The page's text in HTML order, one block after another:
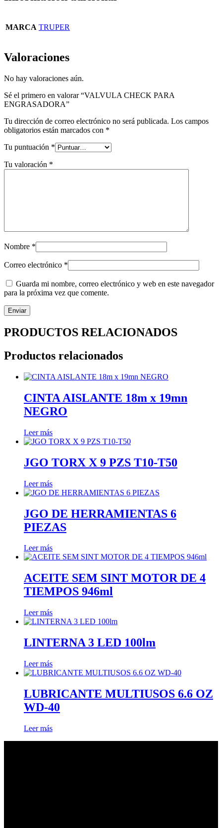
MARCA TRUPER
Valoraciones
No hay valoraciones aún.
Sé el primero en valorar “VALVULA CHECK PARA
ENGRASADORA”
Tu dirección de correo electrónico no será publicada. Los campos
obligatorios están marcados con *
Tu puntuación *
Tu valoración *
Nombre *
Correo electrónico *
Guarda mi nombre, correo electrónico y web en este navegador
para la próxima vez que comente.
PRODUCTOS RELACIONADOS
Productos relacionados
CINTA AISLANTE 18m x 19mn
NEGRO
Leer más
JGO TORX X 9 PZS T10-T50
Leer más
JGO DE HERRAMIENTAS 6
PIEZAS
Leer más
ACEITE SEM SINT MOTOR DE 4
TIEMPOS 946ml
Leer más
LINTERNA 3 LED 100lm
Leer más
LUBRICANTE MULTIUSOS 6.6 OZ
WD-40
Leer más